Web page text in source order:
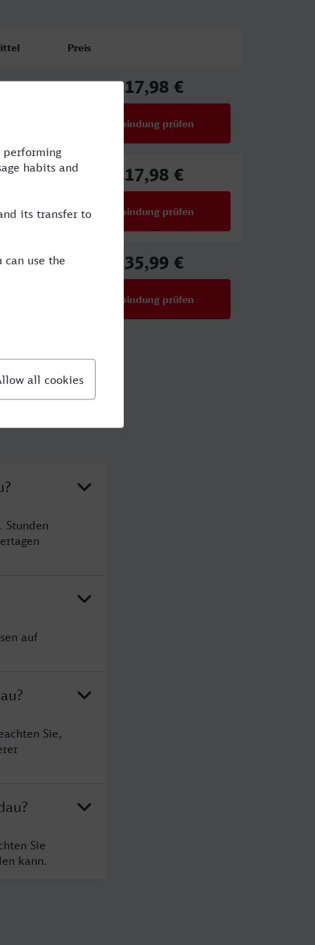
Preis
ab17,98 €
Verbindung prüfen
ab17,98 €
Verbindung prüfen
ab35,99 €
Verbindung prüfen
Stunden
auf
Sie,
Sie
kann.